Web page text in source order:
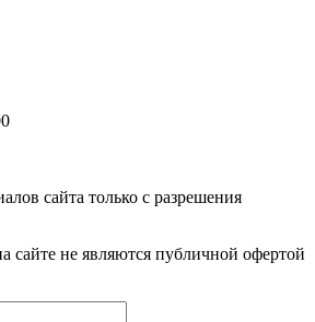
сайта только с разрешения
не являются публичной офертой